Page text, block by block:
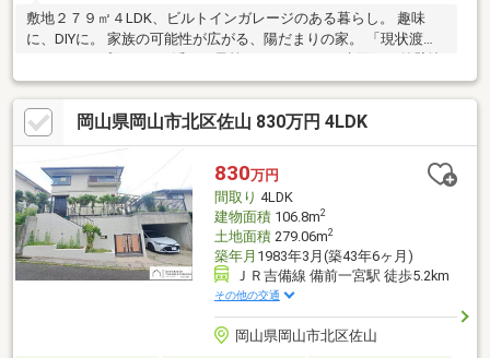
敷地２７９㎡４LDK、ビルトインガレージのある暮らし。 趣味
に、DIYに。 家族の可能性が広がる、陽だまりの家。 「現状渡
装等お選びください。 居室クロス、 LDK床張替え、和室の襖・障
子張替え、畳新調、ウォシュレット交換済み。
岡山県岡山市北区佐山 830万円 4LDK
830万円
間取り 4LDK
建物面積106.8m2
土地面積279.06m2
築年月 1983年3月(築43年6ヶ月)
ＪＲ吉備線 備前一宮駅 徒歩5.2km
その他の交通
岡山県岡山市北区佐山